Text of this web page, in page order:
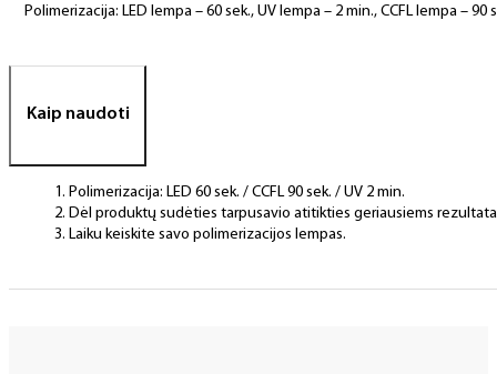
Polimerizacija: LED lempa – 60 sek., UV lempa – 2 min., CCFL lempa – 90
Kaip naudoti
Polimerizacija: LED 60 sek. / CCFL 90 sek. / UV 2 min.
Dėl produktų sudėties tarpusavio atitikties geriausiems
Laiku keiskite savo polimerizacijos lempas.